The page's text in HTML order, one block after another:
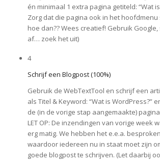
én minimaal 1 extra pagina getiteld: “Wat
Zorg dat die pagina ook in het hoofdmenu
hoe dan?? Wees creatief! Gebruik
af… zoek het uit)
4
Schrijf een Blogpost (100%)
Gebruik de WebTextTool en schrijf een
als Titel & Keyword: “Wat is WordPress?”
de (in de vorige stap aangemaakte)
LET OP: De inzendingen van vorige week
erg matig. We hebben het e.e.a.
waardoor iedereen nu in staat moet zijn
goede blogpost te schrijven. (Let daarbij